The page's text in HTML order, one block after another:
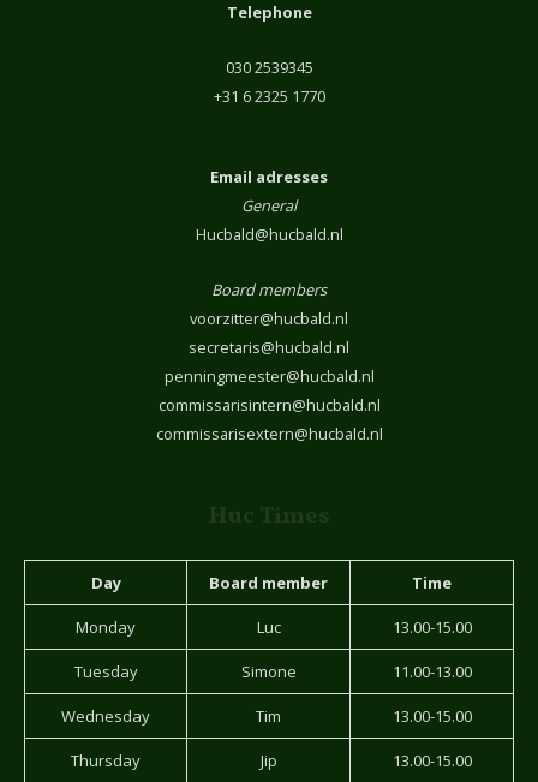
Telephone
030 2539345
+31 6 2325 1770
Email adresses
General
Hucbald@hucbald.nl
Board members
voorzitter@hucbald.nl
secretaris@hucbald.nl
penningmeester@hucbald.nl
commissarisintern@hucbald.nl
commissarisextern@hucbald.nl
Huc Times
Day Board member Time
Monday Luc 13.00-15.00
Tuesday Simone 11.00-13.00
Wednesday Tim 13.00-15.00
Thursday Jip 13.00-15.00